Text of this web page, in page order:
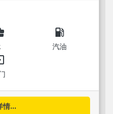
local_gas_station
汽油
情...